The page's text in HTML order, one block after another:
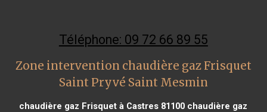
Téléphone: 09 72 66 89 55
Zone intervention chaudière gaz Frisquet
Saint Pryvé Saint Mesmin
chaudière gaz Frisquet à Castres 81100 chaudière gaz